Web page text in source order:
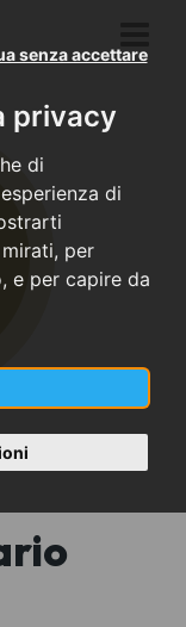
privacy
di
di
per
e per capire da
senza accettare